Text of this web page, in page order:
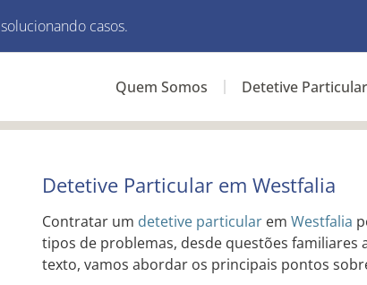
solucionando casos.
Quem Somos Detetive Particular
Detetive Particular em Westfalia
Contratar um detetive particularem Westfalia
tipos de problemas, desde questões familiares
texto, vamos abordar os principais pontos